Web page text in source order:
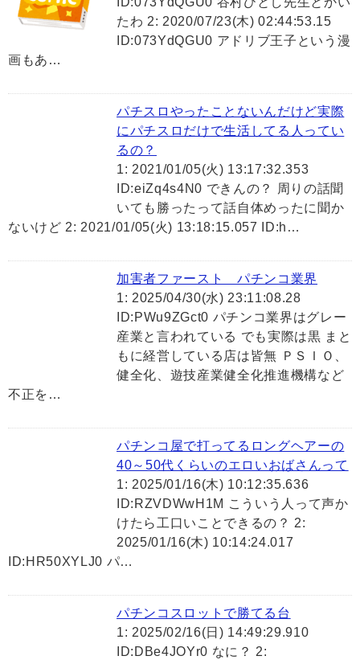
たわ 2: 2020/07/23(木) 02:44:53.15
ID:073YdQGU0 アドリブ王子という漫
画もあ…
パチスロやったことないんだけど実際
にパチスロだけで生活してる人ってい
るの？
1: 2021/01/05(火) 13:17:32.353
ID:eiZq4s4N0 できんの？ 周りの話聞
いても勝ったって話自体めったに聞か
ないけど 2: 2021/01/05(火) 13:18:15.057 ID:h…
加害者ファースト パチンコ業界
1: 2025/04/30(水) 23:11:08.28
ID:PWu9ZGct0 パチンコ業界はグレー
産業と言われている でも実際は黒 まと
もに経営している店は皆無 ＰＳＩＯ、
健全化、遊技産業健全化推進機構など
不正を…
パチンコ屋で打ってるロングヘアーの
40～50代くらいのエロいおばさんって
1: 2025/01/16(木) 10:12:35.636
ID:RZVDWwH1M こういう人って声か
けたら工口いことできるの？ 2:
2025/01/16(木) 10:14:24.017
ID:HR50XYLJ0 パ…
パチンコスロットで勝てる台
1: 2025/02/16(日) 14:49:29.910
ID:DBe4JOYr0 なに？ 2: